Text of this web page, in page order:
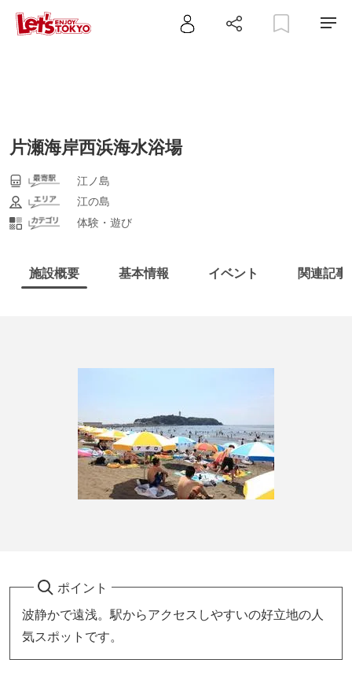
片瀬海岸西浜海水浴場
江ノ島
江の島
体験・遊び
施設概要 基本情報 イベント 関連記事
ポイント
波静かで遠浅。駅からアクセスしやすいの好立地の人
気スポットです。